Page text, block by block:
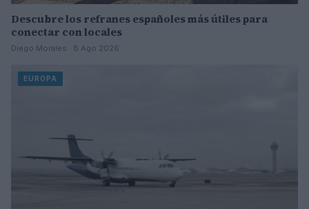
Descubre los refranes españoles más útiles para
conectar con locales
Diego Morales · 8 Ago 2026
EUROPA